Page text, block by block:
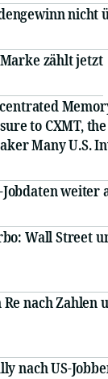
nicht
zählt jetzt
to CXMT,
Many U.S.
Jobdaten weiter
Wall Street
nach Zahlen
nach US-